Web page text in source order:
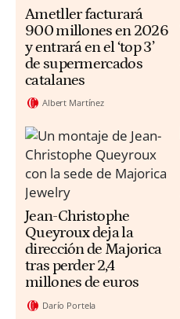
Ametller facturará
900 millones en 2026
y entrará en el ‘top 3’
de supermercados
catalanes
Albert Martínez
Jean-Christophe
Queyroux deja la
dirección de Majorica
tras perder 2,4
millones de euros
Darío Portela